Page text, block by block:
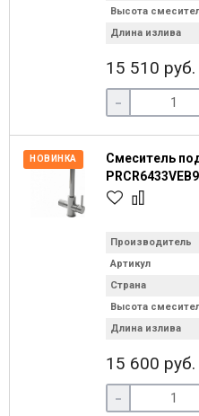
Высота
Длина излива
15 510 руб.
-
НОВИНКА
Смеситель
Производитель
Артикул
Страна
Высота
Длина излива
15 600 руб.
-